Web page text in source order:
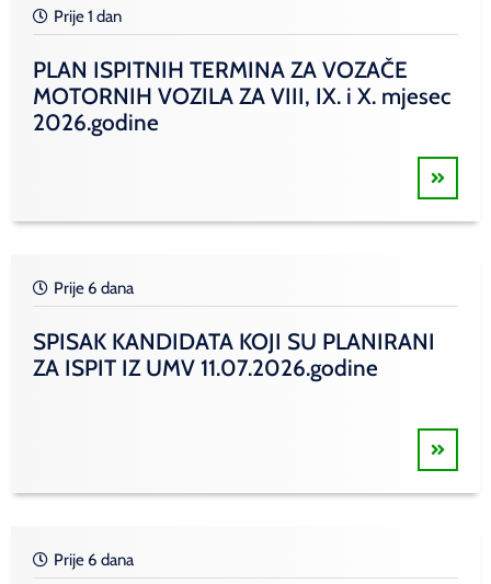
Prije 1 dan
PLAN ISPITNIH TERMINA ZA VOZAČE
MOTORNIH VOZILA ZA VIII, IX. i X. mjesec
2026.godine
Prije 6 dana
SPISAK KANDIDATA KOJI SU PLANIRANI
ZA ISPIT IZ UMV 11.07.2026.godine
Prije 6 dana